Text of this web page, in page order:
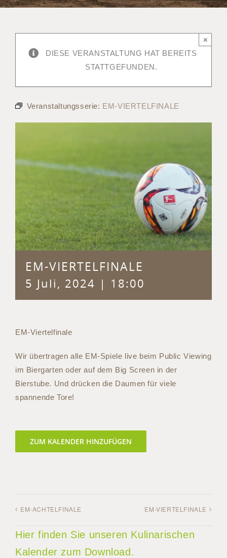
DIESE VERANSTALTUNG HAT BEREITS
STATTGEFUNDEN.
×
Veranstaltungsserie: EM-VIERTELFINALE
EM-VIERTELFINALE
5 Juli, 2024 | 18:00
EM-Viertelfinale
Wir übertragen alle EM-Spiele live beim Public Viewing
im Biergarten oder auf dem Big Screen in der
Bierstube. Und drücken die Daumen für viele
spannende Tore!
ZUM KALENDER HINZUFÜGEN
EM-ACHTELFINALE EM-VIERTELFINALE
Hier finden Sie unseren Kulinarischen
Kalender zum Download.